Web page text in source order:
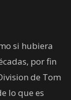
si hubiera
por fin
de Tom
lo que es